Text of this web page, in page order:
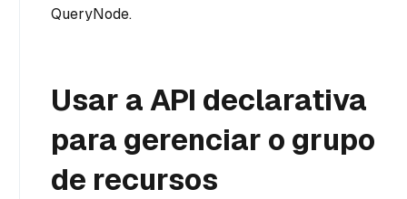
QueryNode.
Usar a API declarativa
para gerenciar o grupo
de recursos